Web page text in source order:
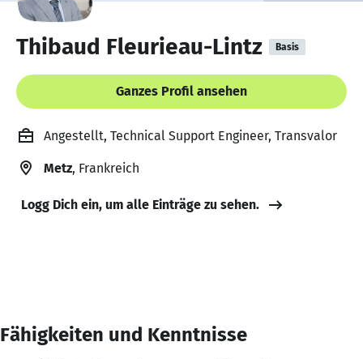
Thibaud Fleurieau-Lintz Basis
Ganzes Profil ansehen
Angestellt, Technical Support Engineer, Transvalor
Metz, Frankreich
Logg Dich ein, um alle Einträge zu sehen.
Fähigkeiten und Kenntnisse